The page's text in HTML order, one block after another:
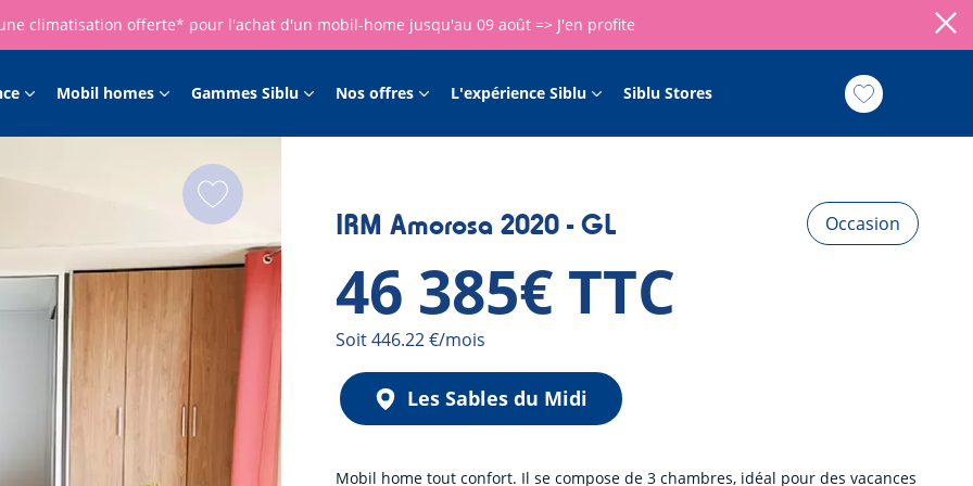
climatisation offerte* pour l'achat d'un mobil-home jusqu'au 09 août => J'en profite
Mobil homes Gammes Siblu Nos offres L'expérience Siblu Siblu Stores
Occasion
IRM Amorosa 2020 - GL
46 385€ TTC
Mensualité
Soit 446.22 €/mois
Les Sables du Midi
Mobil home tout confort. Il se compose de 3 chambres, idéal pour des vacances